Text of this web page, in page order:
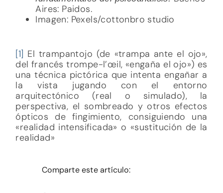
Aires: Paidos.
Imagen: Pexels/cottonbro studio
[1] El trampantojo (de «trampa ante el ojo»,​
del francés trompe-l’œil, «engaña el ojo») es
una técnica pictórica que intenta engañar a
la vista jugando con el entorno
arquitectónico (real o simulado), la
perspectiva, el sombreado y otros efectos
ópticos de fingimiento, consiguiendo una
«realidad intensificada» o «sustitución de la
realidad»
Comparte este artículo: